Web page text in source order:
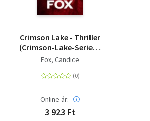
Crimson Lake - Thriller
(Crimson-Lake-Serie 1)
- Thriller | Vorlage zur
Fox, Candice
Online ár:
3 923 Ft